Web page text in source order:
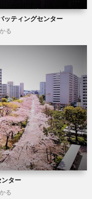
ティングセンター
る
ター
る